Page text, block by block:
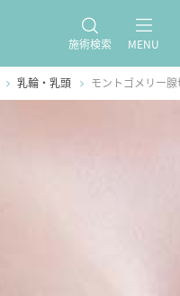
施術検索 MENU
乳輪・乳頭 モントゴメリー